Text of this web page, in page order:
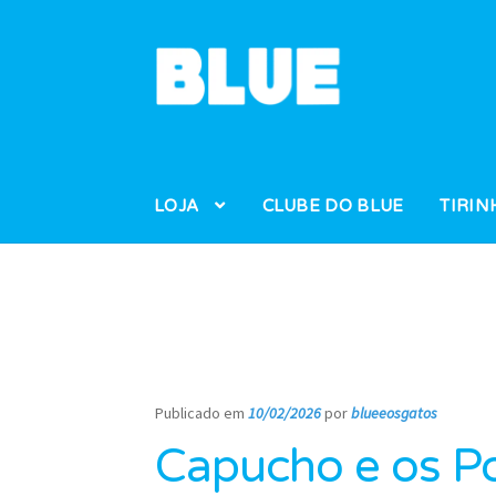
Pular
para
Pular
para
LOJA CLUBE DO BLUE
Publicado em10/02/2026porblueeosgatos
Capucho e os